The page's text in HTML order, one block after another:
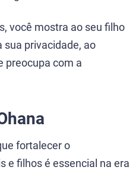
você mostra ao seu filho
sua privacidade, ao
preocupa com a
fortalecer o
e filhos é essencial na era